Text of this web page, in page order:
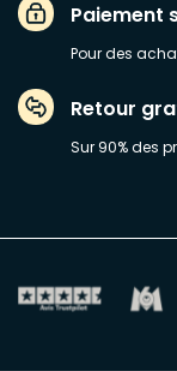
Paiement
Pour des
Retour
Sur 90% des